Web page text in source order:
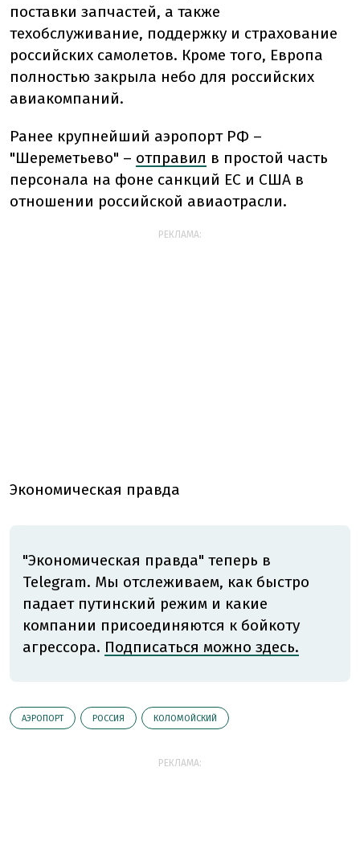
поставки запчастей, а также
техобслуживание, поддержку и страхование
российских самолетов. Кроме того, Европа
полностью закрыла небо для российских
авиакомпаний.
Ранее крупнейший аэропорт РФ –
"Шереметьево" – отправил в простой часть
персонала на фоне санкций ЕС и США в
отношении российской авиаотрасли.
РЕКЛАМА:
Экономическая правда
"Экономическая правда" теперь в
Telegram. Мы отслеживаем, как быстро
падает путинский режим и какие
компании присоединяются к бойкоту
агрессора. Подписаться можно здесь.
АЭРОПОРТ РОССИЯ КОЛОМОЙСКИЙ
РЕКЛАМА: